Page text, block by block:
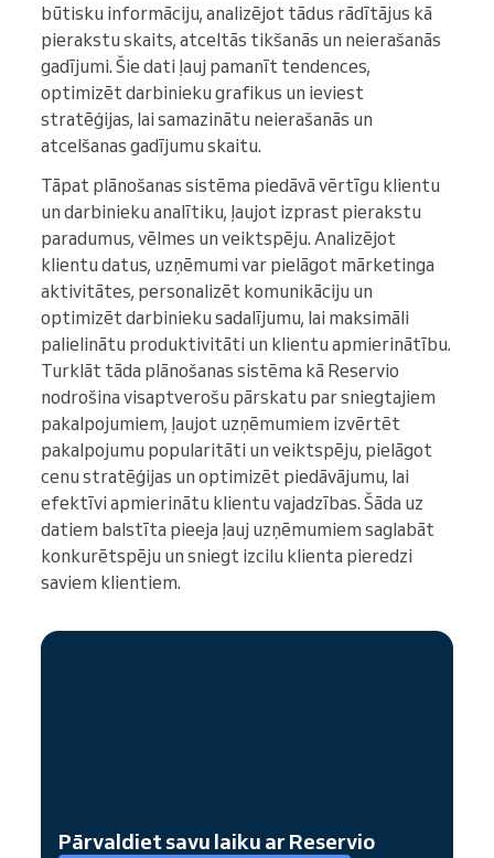
būtisku informāciju, analizējot tādus rādītājus kā
pierakstu skaits, atceltās tikšanās un neierašanās
gadījumi. Šie dati ļauj pamanīt tendences,
optimizēt darbinieku grafikus un ieviest
stratēģijas, lai samazinātu neierašanās un
atcelšanas gadījumu skaitu.
Tāpat plānošanas sistēma piedāvā vērtīgu klientu
un darbinieku analītiku, ļaujot izprast pierakstu
paradumus, vēlmes un veiktspēju. Analizējot
klientu datus, uzņēmumi var pielāgot mārketinga
aktivitātes, personalizēt komunikāciju un
optimizēt darbinieku sadalījumu, lai maksimāli
palielinātu produktivitāti un klientu apmierinātību.
Turklāt tāda plānošanas sistēma kā Reservio
nodrošina visaptverošu pārskatu par sniegtajiem
pakalpojumiem, ļaujot uzņēmumiem izvērtēt
pakalpojumu popularitāti un veiktspēju, pielāgot
cenu stratēģijas un optimizēt piedāvājumu, lai
efektīvi apmierinātu klientu vajadzības. Šāda uz
datiem balstīta pieeja ļauj uzņēmumiem saglabāt
konkurētspēju un sniegt izcilu klienta pieredzi
saviem klientiem.
Pārvaldiet savu laiku ar Reservio